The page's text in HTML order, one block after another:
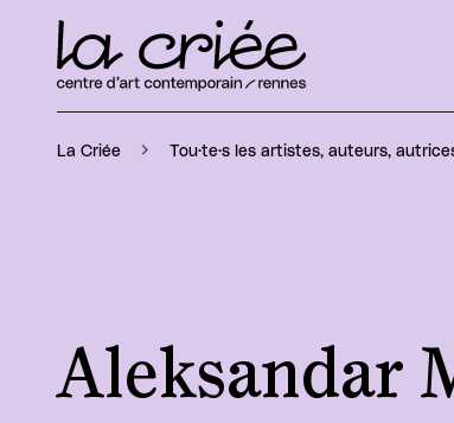
La Criée Tou·te·s les artistes, auteurs,
Aleksandar